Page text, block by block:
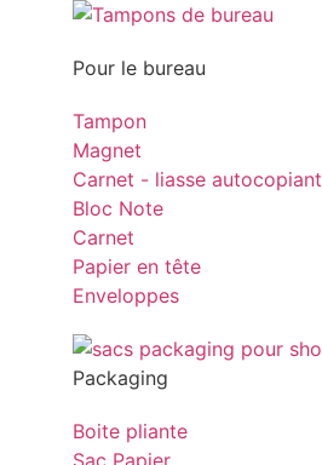
Pour le bureau
Tampon
Magnet
Carnet - liasse autocopiant
Bloc Note
Carnet
Papier en tête
Enveloppes
Packaging
Boite pliante
Sac Papier